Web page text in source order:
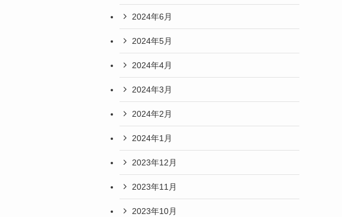
2024年6月
2024年5月
2024年4月
2024年3月
2024年2月
2024年1月
2023年12月
2023年11月
2023年10月